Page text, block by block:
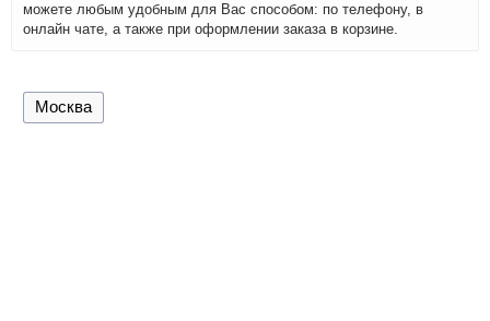
можете любым удобным для Вас способом: по телефону, в
онлайн чате, а также при оформлении заказа в корзине.
Москва